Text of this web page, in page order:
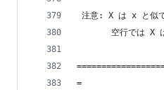
注意: X は x と似て
空行では X
=